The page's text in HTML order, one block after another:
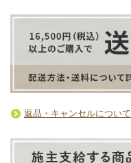
返品・キャンセルについて